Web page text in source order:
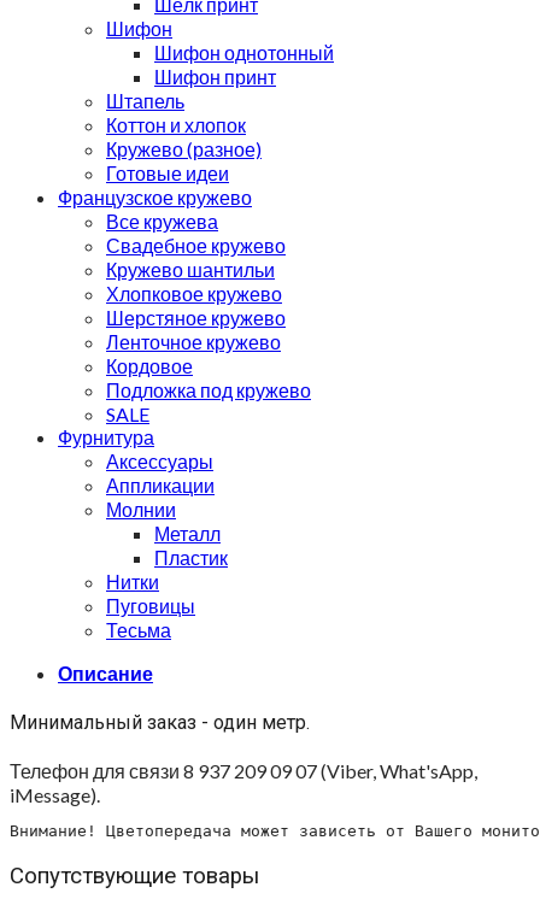
Шифон
Шифон однотонный
Шифон принт
Штапель
Коттон и хлопок
Кружево (разное)
Готовые идеи
Французское кружево
Все кружева
Свадебное кружево
Кружево шантильи
Хлопковое кружево
Шерстяное кружево
Ленточное кружево
Кордовое
Подложка под кружево
SALE
Фурнитура
Аксессуары
Аппликации
Молнии
Металл
Пластик
Нитки
Пуговицы
Тесьма
Описание
Минимальный заказ - один метр.
Телефон для связи 8 937 209 09 07 (Viber, What'sApp,
iMessage).
Внимание! Цветопередача может зависеть от Вашего
Сопутствующие товары